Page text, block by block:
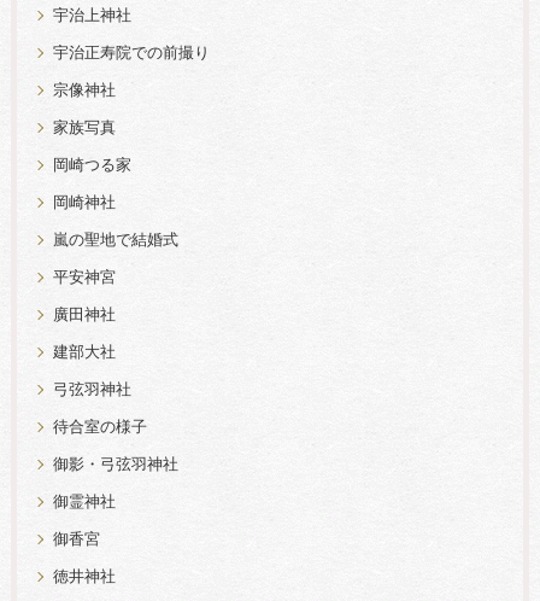
宇治上神社
宇治正寿院での前撮り
宗像神社
家族写真
岡崎つる家
岡崎神社
嵐の聖地で結婚式
平安神宮
廣田神社
建部大社
弓弦羽神社
待合室の様子
御影・弓弦羽神社
御霊神社
御香宮
徳井神社